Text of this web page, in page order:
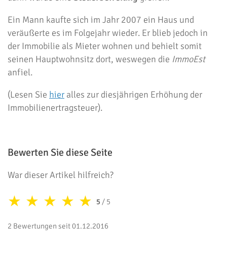
Ein Mann kaufte sich im Jahr 2007 ein Haus und
veräußerte es im Folgejahr wieder. Er blieb jedoch in
der Immobilie als Mieter wohnen und behielt somit
seinen Hauptwohnsitz dort, weswegen die ImmoEst
anfiel.
(Lesen Sie hier alles zur diesjährigen Erhöhung der
Immobilienertragsteuer).
Bewerten Sie diese Seite
War dieser Artikel hilfreich?
★
★
★
★
★ 5 / 5
2 Bewertungen seit 01.12.2016